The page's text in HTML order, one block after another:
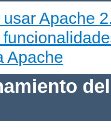
Apache
Apache